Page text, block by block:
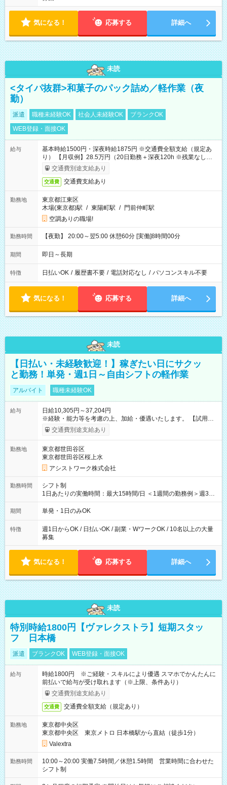
気になる！ 応募する 詳細へ
未読
<タイパ抜群>和菓子のパック詰め／軽作業（夜
勤）
派遣 職種未経験OK 社会人未経験OK
ブランクOK
WEB登録・面接OK
給与
基本時給1500円・深夜時給1875円 ※交通費全額支給（規定あ
り） 【月収例】28.5万円（20日勤務＋深夜120h ※残業なしの場
合）交通費別途支給あり
交通費 交通費支給あり
勤務地
東京都江東区
木場(東京都)駅 / 東陽町駅 / 門前仲町駅
空調ありの職場!
勤務時間 【夜勤】 20:00～翌5:00 休憩60分 [実働]8時間00分
期間 即日～長期
特徴 日払いOK / 履歴書不要 / 電話対応なし / パソコンスキル不要
気になる！ 応募する 詳細へ
未読
【日払い・未経験歓迎！】稼ぎたい日にサクッ
と勤務！単発・週1日～自由シフトの軽作業
アルバイト 職種未経験OK
給与
日給10,305円～37,204円
※経験・能力等を考慮の上、加給・優遇いたします。 【試用期
間】試用期間なし
交通費別途支給あり
勤務地
東京都世田谷区
東京都世田谷区桜上水
アシストワーク株式会社
勤務時間
シフト制
1日あたりの実働時間：最大15時間/日 ＜1週間の勤務例＞週3回
勤務 勤務：月・水・金 休み：火・木・土・日 好きな時にお仕事
可能です！ ※1日あたりの最大実働時間は日勤、夜勤共に勤務し
期間 単発・1日のみOK
特徴
週1日からOK / 日払いOK / 副業・WワークOK / 10名以上の大量
募集
気になる！ 応募する 詳細へ
未読
特別時給1800円【ヴァレクストラ】短期スタッ
フ 日本橋
派遣 ブランクOK WEB登録・面接OK
給与
時給1800円 ※ご経験・スキルにより優遇 スマホでかんたんに
前払いで給与が受け取れます（※上限、条件あり）
交通費別途支給あり
交通費 交通費全額支給（規定あり）
勤務地
東京都中央区
東京都中央区 東京メトロ 日本橋駅から直結（徒歩1分）
Valextra
勤務時間
10:00～20:00 実働7.5時間／休憩1.5時間 営業時間に合わせた
シフト制